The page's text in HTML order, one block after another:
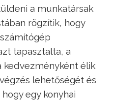
a munkatársak
rögzítik, hogy
tapasztalta, a
kedvezményként élik
lehetőségét és
egy konyhai